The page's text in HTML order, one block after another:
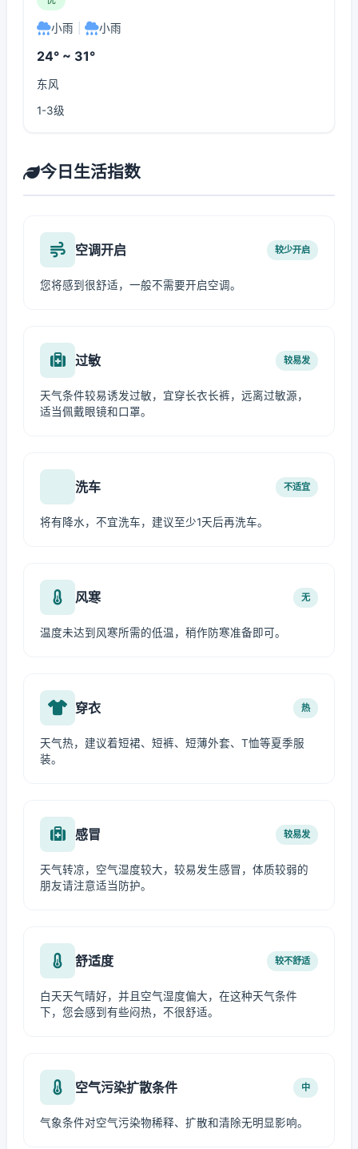
小雨 小雨
24° ~ 31°
东风
1-3级
今日生活指数
空调开启 较少开启
您将感到很舒适，一般不需要开启空调。
过敏 较易发
天气条件较易诱发过敏，宜穿长衣长裤，远离过敏源，
适当佩戴眼镜和口罩。
洗车 不适宜
将有降水，不宜洗车，建议至少1天后再洗车。
风寒 无
温度未达到风寒所需的低温，稍作防寒准备即可。
穿衣 热
天气热，建议着短裙、短裤、短薄外套、T恤等夏季服
装。
感冒 较易发
天气转凉，空气湿度较大，较易发生感冒，体质较弱的
朋友请注意适当防护。
舒适度 较不舒适
白天天气晴好，并且空气湿度偏大，在这种天气条件
下，您会感到有些闷热，不很舒适。
空气污染扩散条件 中
气象条件对空气污染物稀释、扩散和清除无明显影响。